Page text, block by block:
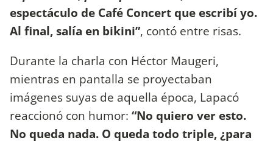
espectáculo de Café Concert que escribí yo.
Al final, salía en bikini”, contó entre risas.
Durante la charla con Héctor Maugeri,
mientras en pantalla se proyectaban
imágenes suyas de aquella época, Lapacó
reaccionó con humor: “No quiero ver esto.
No queda nada. O queda todo triple, ¿para